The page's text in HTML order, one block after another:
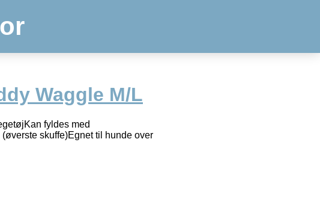
Waggle M/L
fyldes med
skuffe)Egnet til hunde over